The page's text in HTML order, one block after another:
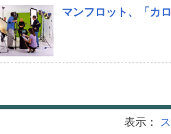
マンフロット、「カ
表示：